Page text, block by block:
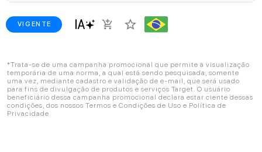
VIGENTE add_shopping_cart star_border
*Trata-se de uma campanha promocional que permite a visualização
temporária de uma norma, a qual está sendo pesquisada, somente
uma vez, mediante cadastro e validação de e-mail, que será usado
para fins de divulgação de produtos e serviços Target. O usuário
beneficiário dessa campanha promocional declara estar ciente dessas
condições, dos nossos Termos e Condições de Uso e Política de
Privacidade.